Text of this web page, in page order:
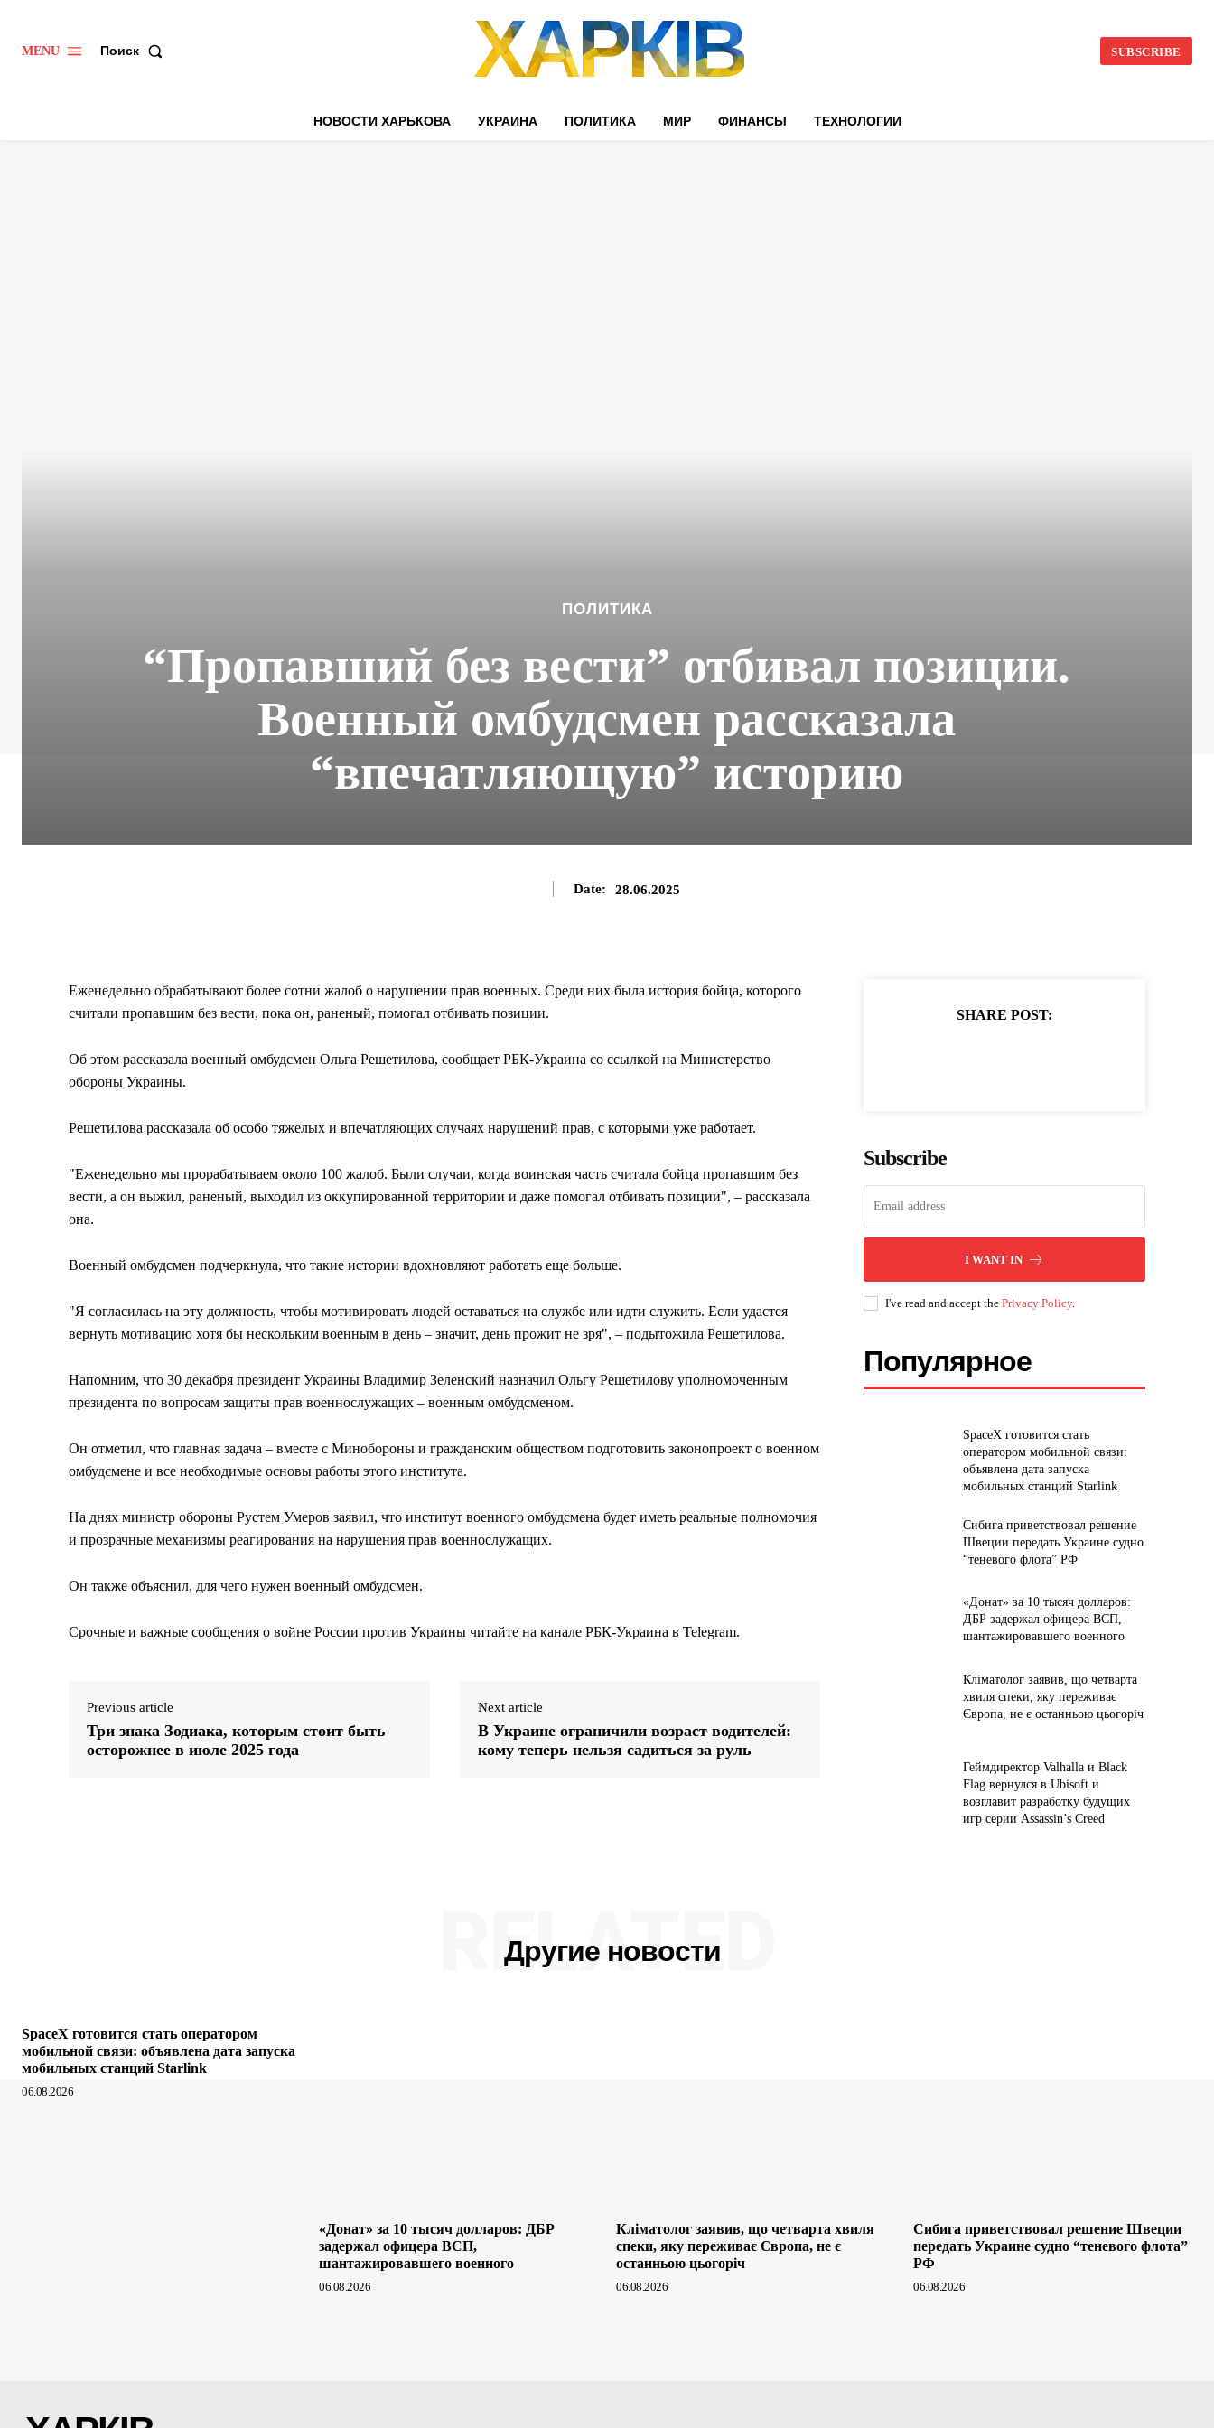
MENU Поиск ХАРКІВ SUBSCRIBE
НОВОСТИ ХАРЬКОВА УКРАИНА ПОЛИТИКА МИР ФИНАНСЫ ТЕХНОЛОГИИ
ПОЛИТИКА
“Пропавший без вести” отбивал позиции.
Военный омбудсмен рассказала
“впечатляющую” историю
Date: 28.06.2025
Еженедельно обрабатывают более сотни жалоб о нарушении прав военных. Среди них была история бойца, которого
считали пропавшим без вести, пока он, раненый, помогал отбивать позиции.
Об этом рассказала военный омбудсмен Ольга Решетилова, сообщает РБК-Украина со ссылкой на Министерство
обороны Украины.
Решетилова рассказала об особо тяжелых и впечатляющих случаях нарушений прав, с которыми уже работает.
"Еженедельно мы прорабатываем около 100 жалоб. Были случаи, когда воинская часть считала бойца пропавшим без
вести, а он выжил, раненый, выходил из оккупированной территории и даже помогал отбивать позиции", – рассказала
она.
Военный омбудсмен подчеркнула, что такие истории вдохновляют работать еще больше.
"Я согласилась на эту должность, чтобы мотивировать людей оставаться на службе или идти служить. Если удастся
вернуть мотивацию хотя бы нескольким военным в день – значит, день прожит не зря", – подытожила Решетилова.
Напомним, что 30 декабря президент Украины Владимир Зеленский назначил Ольгу Решетилову уполномоченным
президента по вопросам защиты прав военнослужащих – военным омбудсменом.
Он отметил, что главная задача – вместе с Минобороны и гражданским обществом подготовить законопроект о военном
омбудсмене и все необходимые основы работы этого института.
На днях министр обороны Рустем Умеров заявил, что институт военного омбудсмена будет иметь реальные полномочия
и прозрачные механизмы реагирования на нарушения прав военнослужащих.
Он также объяснил, для чего нужен военный омбудсмен.
Срочные и важные сообщения о войне России против Украины читайте на канале РБК-Украина в Telegram.
Previous article
Три знака Зодиака, которым стоит быть
осторожнее в июле 2025 года
Next article
В Украине ограничили возраст водителей:
кому теперь нельзя садиться за руль
SHARE POST:
Subscribe
I WANT IN
I've read and accept thePrivacy Policy.
Популярное
SpaceX готовится стать
оператором мобильной связи:
объявлена дата запуска
мобильных станций Starlink
Сибига приветствовал решение
Швеции передать Украине судно
“теневого флота” РФ
«Донат» за 10 тысяч долларов:
ДБР задержал офицера ВСП,
шантажировавшего военного
Кліматолог заявив, що четварта
хвиля спеки, яку переживає
Європа, не є останньою цьогоріч
Геймдиректор Valhalla и Black
Flag вернулся в Ubisoft и
возглавит разработку будущих
игр серии Assassin’s Creed
Другие новости
RELATED
SpaceX готовится стать оператором
мобильной связи: объявлена дата запуска
мобильных станций Starlink
06.08.2026
«Донат» за 10 тысяч долларов: ДБР
задержал офицера ВСП,
шантажировавшего военного
06.08.2026
Кліматолог заявив, що четварта хвиля
спеки, яку переживає Європа, не є
останньою цьогоріч
06.08.2026
Сибига приветствовал решение Швеции
передать Украине судно “теневого флота”
РФ
06.08.2026